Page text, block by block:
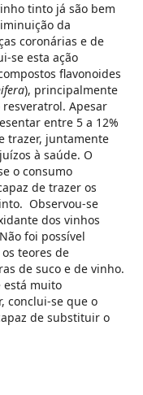
tinto já são bem
da
coronárias e de
se esta ação
flavonoides
), principalmente
Apesar
entre 5 a 12%
trazer, juntamente
à saúde. O
o consumo
de trazer os
Observou-se
dos vinhos
foi possível
teores de
de suco e de vinho.
está muito
conclui-se que o
de substituir o